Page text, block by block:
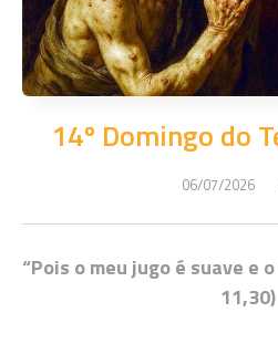
14º Domingo do
06/07/2026
“Pois o meu jugo é suave e
11,30)